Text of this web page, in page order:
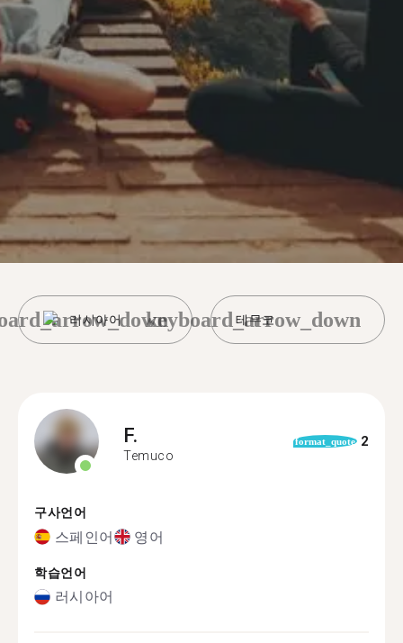
러시아어 테무코
keyboard_arrow_down
F.
Temuco
format_quote 2
구사언어
스페인어 영어
학습언어
러시아어